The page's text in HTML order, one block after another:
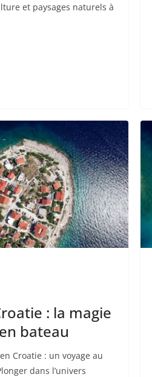
et paysages naturels à
: la magie
bateau
Croatie : un voyage au
dans l’univers